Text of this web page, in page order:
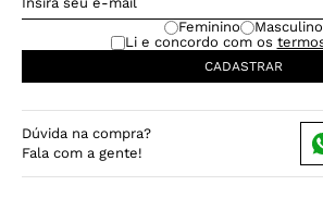
Feminino
Masculino
Li e concordo com os
CADASTRAR
Dúvida na compra?
Fala com a gente!